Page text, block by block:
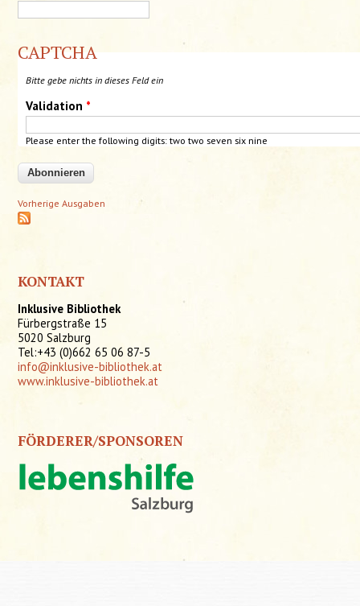
CAPTCHA
Bitte gebe nichts in dieses Feld ein
Validation *
Please enter the following digits: two two seven six nine
Vorherige Ausgaben
KONTAKT
Inklusive Bibliothek
Fürbergstraße 15
5020 Salzburg
Tel:+43 (0)662 65 06 87-5
info@inklusive-bibliothek.at
www.inklusive-bibliothek.at
FÖRDERER/SPONSOREN